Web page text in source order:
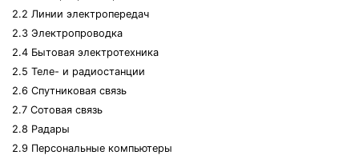
2.2 Линии электропередач
2.3 Электропроводка
2.4 Бытовая электротехника
2.5 Теле- и радиостанции
2.6 Спутниковая связь
2.7 Сотовая связь
2.8 Радары
2.9 Персональные компьютеры